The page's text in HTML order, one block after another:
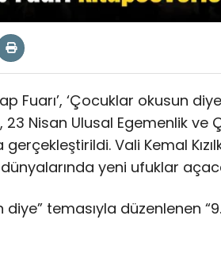
Fuarı’, ‘Çocuklar okusun
23 Nisan Ulusal Egemenlik ve
Vali Kemal
yeni ufuklar
temasıyla düzenlenen “9.